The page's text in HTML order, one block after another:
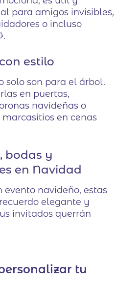
para amigos invisibles,
o incluso
estilo
solo son para el árbol.
en puertas,
navideñas o
en cenas
bodas y
en Navidad
evento navideño, estas
elegante y
invitados querrán
tu